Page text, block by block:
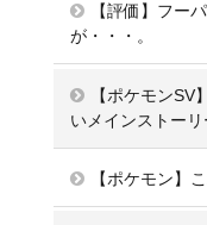
【評価】フー
が・・・。
【ポケモン
いメインストー
【ポケモン】